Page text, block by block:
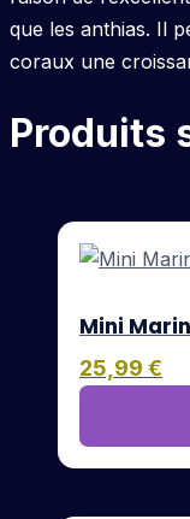
que les anthias. Il
coraux une
Produits
Mini
25,99 €